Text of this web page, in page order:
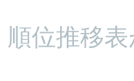
順位推移